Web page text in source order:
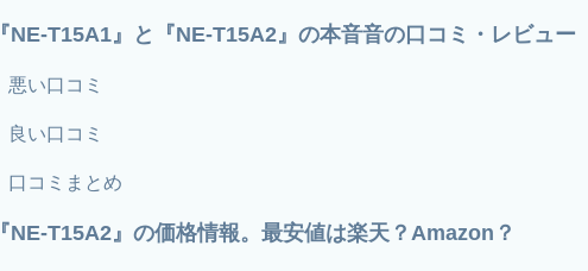
『NE-T15A1』と『NE-T15A2』の本音音の口コミ・レビュー
悪い口コミ
良い口コミ
口コミまとめ
『NE-T15A2』の価格情報。最安値は楽天？Amazon？